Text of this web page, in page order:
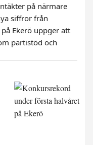
på närmare
siffror från
Ekerö uppger att
partistöd och